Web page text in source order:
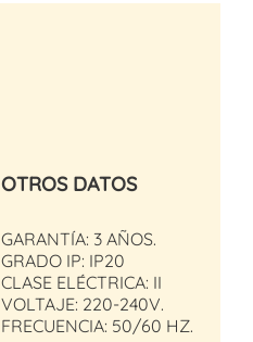
OTROS DATOS
GARANTÍA: 3 AÑOS.
GRADO IP: IP20
CLASE ELÉCTRICA: II
VOLTAJE: 220-240V.
FRECUENCIA: 50/60 HZ.